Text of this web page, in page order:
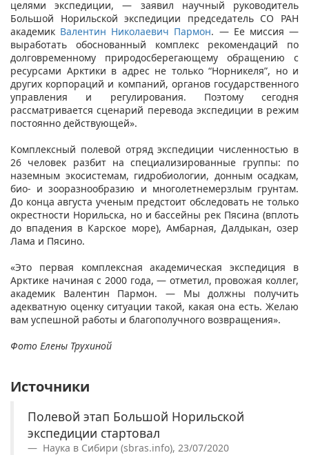
целями экспедиции, — заявил научный руководитель
Большой Норильской экспедиции председатель СО РАН
академик Валентин Николаевич Пармон​. — Ее миссия —
выработать обоснованный комплекс рекомендаций по
долговременному природосберегающему обращению с
ресурсами Арктики в адрес не только “Норникеля”, но и
других корпораций и компаний, органов государственного
управления и регулирования. Поэтому сегодня
рассматривается сценарий перевода экспедиции в режим
постоянно действующей».
Комплексный полевой отряд экспедиции численностью в
26 человек разбит на специализированные группы: по
наземным экосистемам, гидробиологии, донным осадкам,
био- и зооразнообразию и многолетнемерзлым грунтам.
До конца августа ученым предстоит обследовать не только
окрестности Норильска, но и бассейны рек Пясина (вплоть
до впадения в Карское море), Амбарная, Далдыкан, озер
Лама и Пясино.
«Это первая комплексная академическая экспедиция в
Арктике начиная с 2000 года, — отметил, провожая коллег,
академик Валентин Пармон. — Мы должны получить
адекватную оценку ситуации такой, какая она есть. Желаю
вам успешной работы и благополучного возвращения».
Фото Елены Трухиной
Источники
Полевой этап Большой Норильской
экспедиции стартовал
Наука в Сибири (sbras.info), 23/07/2020